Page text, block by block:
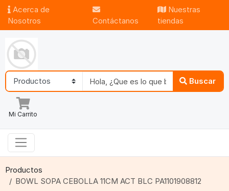
Acerca de
Nosotros
Contáctanos
Nuestras
tiendas
Buscar
Mi Carrito
Productos
BOWL SOPA CEBOLLA 11CM ACT BLC PA1101908812